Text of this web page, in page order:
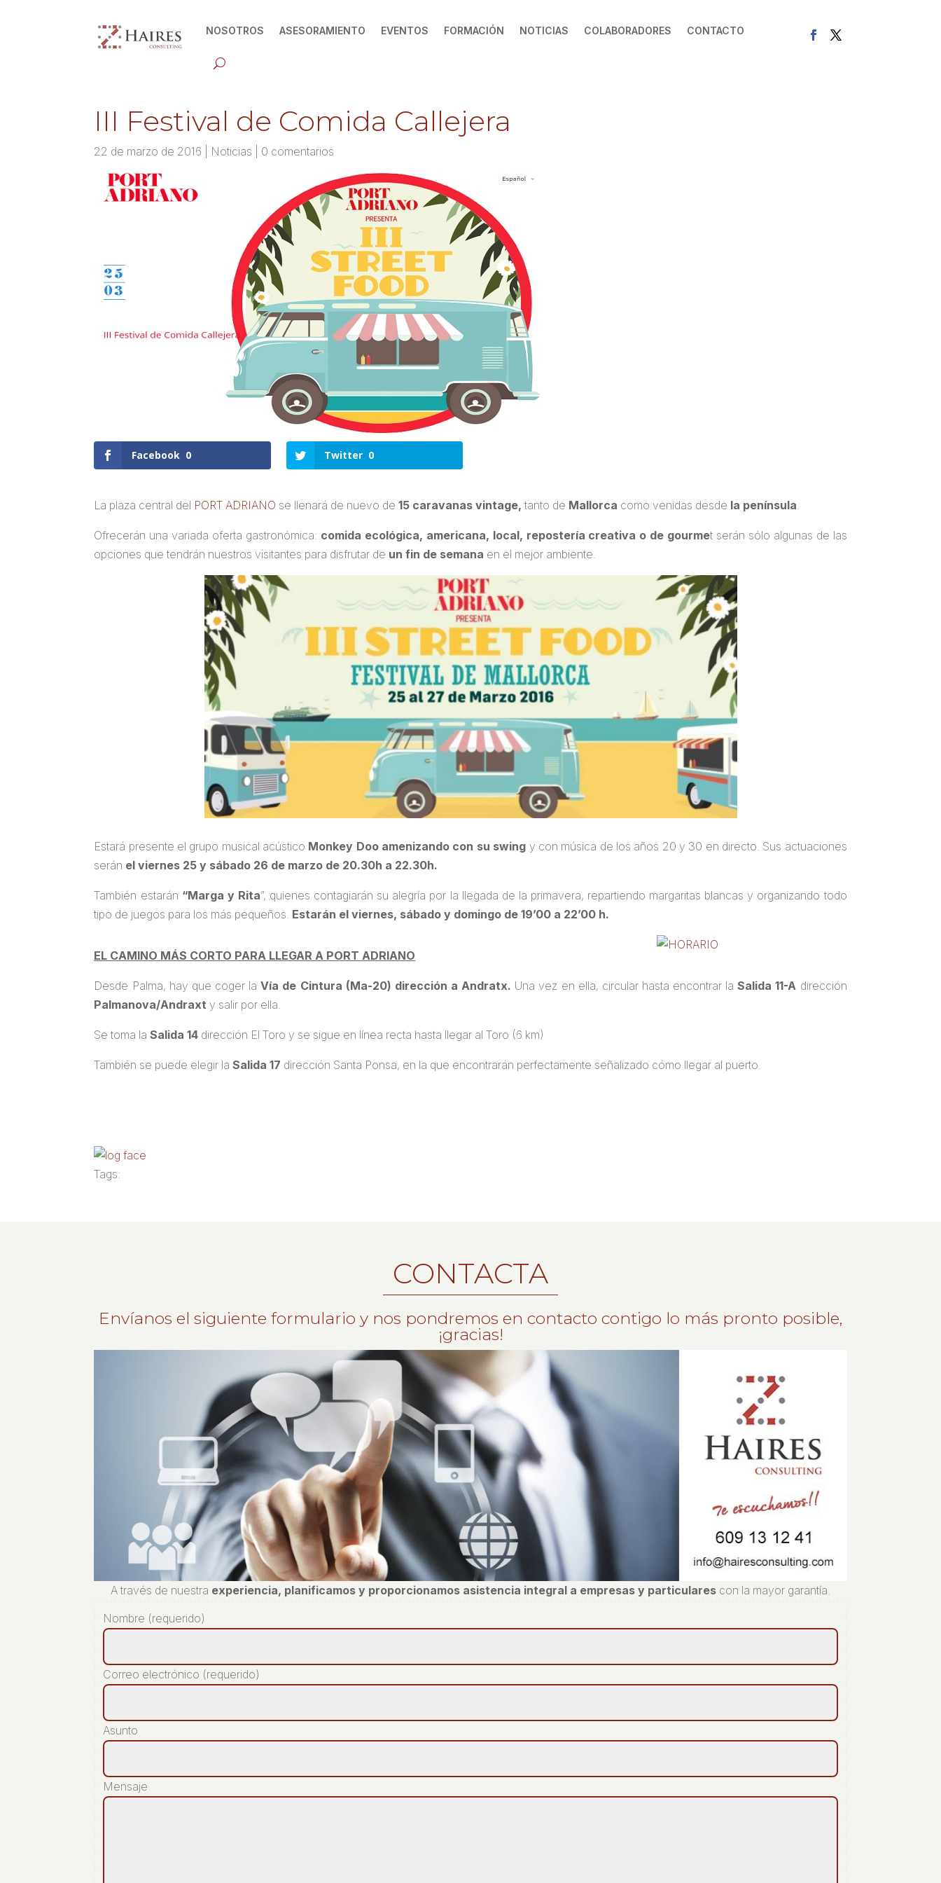
NOSOTROS ASESORAMIENTO EVENTOS FORMACIÓN NOTICIAS COLABORADORES CONTACTO
III Festival de Comida Callejera
22 de marzo de 2016 Noticias 0 comentarios
Facebook 0 Twitter 0
La plaza central del PORT ADRIANO se llenará de nuevo de15 caravanas vintage, tanto de Mallorca como venidas desde la península
Ofrecerán una variada oferta gastronómica: comida ecológica, americana, local, repostería creativa o de gourmet serán sólo algunas de las
opciones que tendrán nuestros visitantes para disfrutar de un fin de semana en el mejor ambiente.
Estará presente el grupo musical acústico Monkey Doo amenizando con su swing y con música de los años 20 y 30 en directo. Sus actuaciones
serán el viernes 25 y sábado 26 de marzo de 20.30h a 22.30h.
También estarán “Marga y Rita”, quienes contagiarán su alegría por la llegada de la primavera, repartiendo margaritas blancas y organizando todo
tipo de juegos para los más pequeños. Estarán el viernes, sábado y domingo de 19’00 a 22’00 h.
EL CAMINO MÁS CORTO PARA LLEGAR A PORT ADRIANO
Desde Palma, hay que coger laVía de Cintura (Ma-20) dirección a Andratx. Una vez en ella, circular hasta encontrar laSalida 11-A dirección
Palmanova/Andraxt y salir por ella.
Se toma laSalida 14 dirección El Toro y se sigue en línea recta hasta llegar al Toro (6 km)
También se puede elegir laSalida 17 dirección Santa Ponsa, en la que encontrarán perfectamente señalizado cómo llegar al puerto.
Tags:
CONTACTA
Envíanos el siguiente formulario y nos pondremos en contacto contigo lo más pronto posible,
¡gracias!
A través de nuestra experiencia, planificamos y proporcionamos asistencia integral a empresas y particulares con la mayor garantía.
Nombre (requerido)
Correo electrónico (requerido)
Asunto
Mensaje